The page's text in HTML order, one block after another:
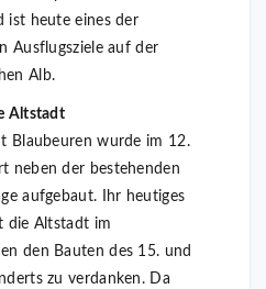
ist heute eines der
Ausflugsziele auf der
Alb.
Altstadt
Blaubeuren wurde im 12.
neben der bestehenden
aufgebaut. Ihr heutiges
die Altstadt im
den Bauten des 15. und
zu verdanken. Da